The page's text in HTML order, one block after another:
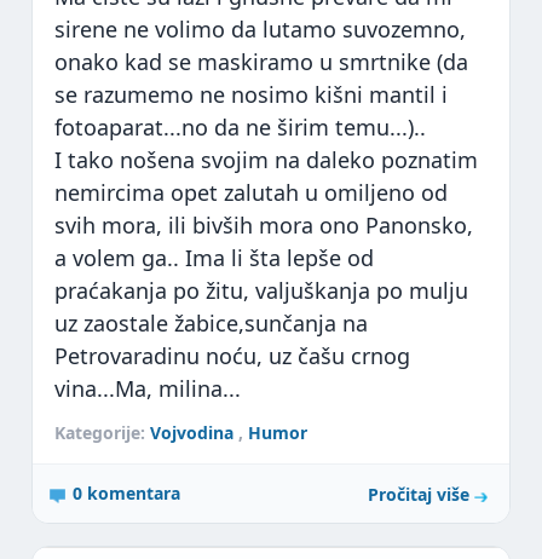
sirene ne volimo da lutamo suvozemno,
onako kad se maskiramo u smrtnike (da
se razumemo ne nosimo kišni mantil i
fotoaparat...no da ne širim temu...)..
I tako nošena svojim na daleko poznatim
nemircima opet zalutah u omiljeno od
svih mora, ili bivših mora ono Panonsko,
a volem ga.. Ima li šta lepše od
praćakanja po žitu, valjuškanja po mulju
uz zaostale žabice,sunčanja na
Petrovaradinu noću, uz čašu crnog
vina...Ma, milina...
Kategorije: Vojvodina , Humor
0 komentara Pročitaj više